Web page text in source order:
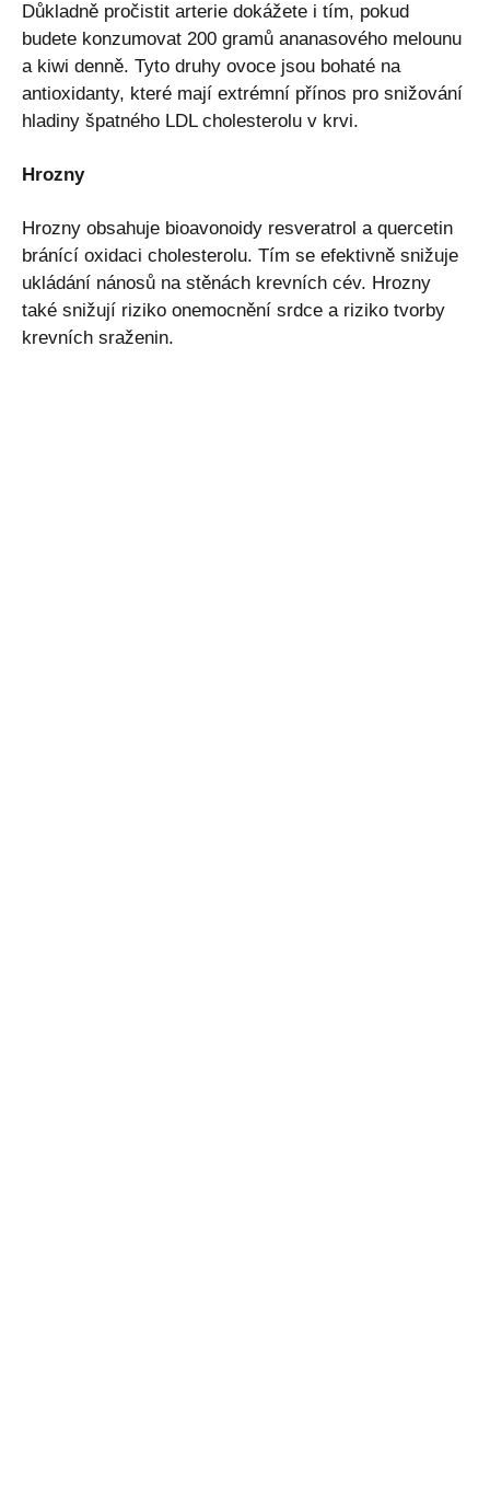
Důkladně pročistit arterie dokážete i tím, pokud
budete konzumovat 200 gramů ananasového melounu
a kiwi denně. Tyto druhy ovoce jsou bohaté na
antioxidanty, které mají extrémní přínos pro snižování
hladiny špatného LDL cholesterolu v krvi.
Hrozny
Hrozny obsahuje bioavonoidy resveratrol a quercetin
bránící oxidaci cholesterolu. Tím se efektivně snižuje
ukládání nánosů na stěnách krevních cév. Hrozny
také snižují riziko onemocnění srdce a riziko tvorby
krevních sraženin.